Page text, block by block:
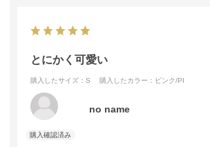
とにかく可愛い
購入したサイズ：S 購入したカラー：ピンク/PI
no name